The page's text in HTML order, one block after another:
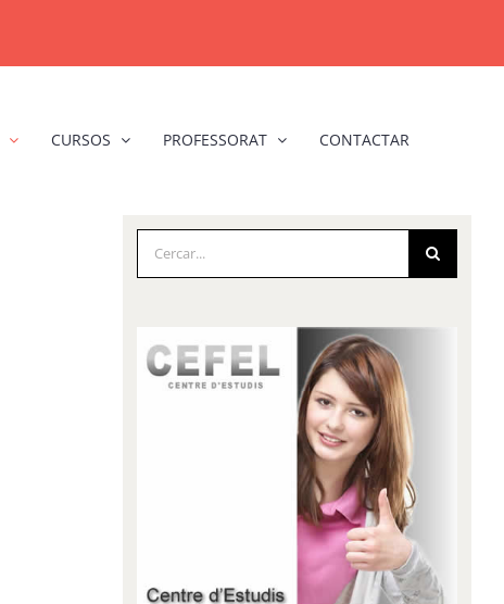
CURSOS PROFESSORAT CONTACTAR
Cerca
…